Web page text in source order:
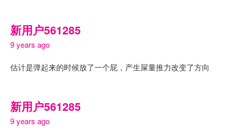
新用户561285
9 years ago
估计是弹起来的时候放了一个屁，产生屎量推力改变了方向
新用户561285
9 years ago